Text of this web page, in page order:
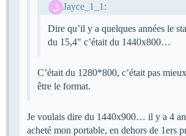
Jayce_1_1:
Dire qu’il y a quelques années le
du 15,4" c’était du 1440x800…
C’était du 1280*800, c’était pas
être le format.
Je voulais dire du 1440x900… il y a 4
acheté mon portable, en dehors de 1ers